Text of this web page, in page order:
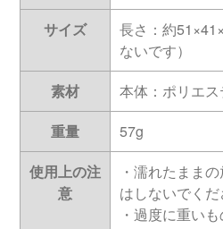
サイズ
長さ：約
ないです）
素材
本体：ポリエ
重量
57g
使用上の注
意
・濡れたまま
はしないでくだ
・過度に重い